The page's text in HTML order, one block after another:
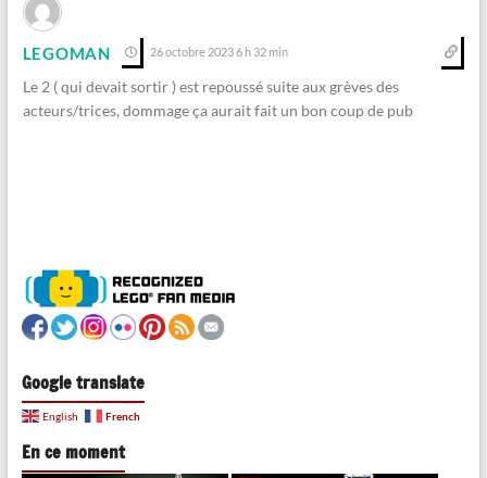
LEGOMAN 26 octobre 2023 6 h 32 min
Le 2 ( qui devait sortir ) est repoussé suite aux grèves des
acteurs/trices, dommage ça aurait fait un bon coup de pub
Google translate
English French
En ce moment